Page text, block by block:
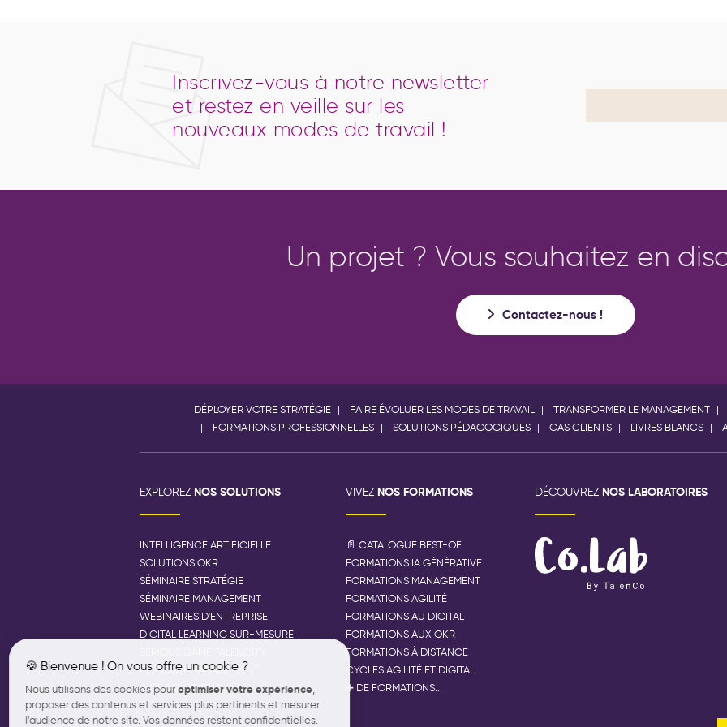
🍪 Bienvenue ! On vous offre un cookie ?
Nous utilisons des cookies pouroptimiser votre expérience
proposer des contenus et services plus pertinents et mesurer
l'audience de notre site. Vos données restent confidentielles.
Inscrivez-vous à notre newsletter
et restez en veille sur les
nouveaux modes de travail !
Un projet ? Vous souhaitez en
Contactez-nous !
DÉPLOYER VOTRE STRATÉGIE FAIRE ÉVOLUER LES MODES DE TRAVAIL TRANSFORMER LE MANAGEMENT
FORMATIONS PROFESSIONNELLES
SOLUTIONS PÉDAGOGIQUES CAS CLIENTS LIVRES BLANCS
EXPLOREZ NOS SOLUTIONS
INTELLIGENCE ARTIFICIELLE
SOLUTIONS OKR
SÉMINAIRE STRATÉGIE
SÉMINAIRE MANAGEMENT
WEBINAIRES D'ENTREPRISE
DIGITAL LEARNING SUR-MESURE
PODCAST MANAGEMENT
➕ DE SOLUTIONS...
VIVEZ NOS FORMATIONS
📄 CATALOGUE BEST-OF
FORMATIONS IA GÉNÉRATIVE
FORMATIONS MANAGEMENT
FORMATIONS AGILITÉ
FORMATIONS AU DIGITAL
FORMATIONS AUX OKR
FORMATIONS À DISTANCE
CYCLES AGILITÉ ET DIGITAL
➕ DE FORMATIONS...
DÉCOUVREZ NOS LABORATOIRES